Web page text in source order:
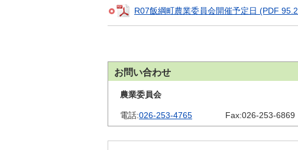
年金・保険
環境・ゴミ
上下水道
安全・防犯
生涯学習
学校教育・奨学
飯綱町コミュニ
食
R07飯綱町農業委員会開催予定日 (PDF
お問い合わせ
農業委員会
電話:026-253-4765 Fax:026-253-6869